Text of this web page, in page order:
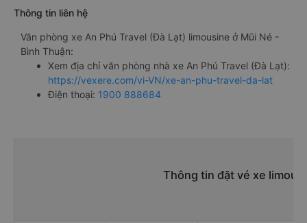
Thông tin liên hệ
Văn phòng xe An Phú Travel (Đà Lạt) limousine ở Mũi Né -
Bình Thuận:
Xem địa chỉ văn phòng nhà xe An Phú Travel (Đà Lạt):
https://vexere.com/vi-VN/xe-an-phu-travel-da-lat
Điện thoại: 1900 888684
Thông tin đặt vé xe